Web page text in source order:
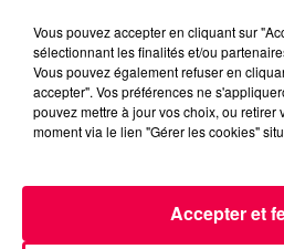
15 mai 2026 - 1 min 44 sec
L'ASTROTOP DU
L'ASTROTOP DU VENDREDI 15
Vous pouvez accepter en cliquant sur
sélectionnant les finalités et/ou
Vous pouvez également refuser en
accepter". Vos préférences ne
pouvez mettre à jour vos choix, ou retirer
moment via le lien "Gérer les cookies"
Accepter et